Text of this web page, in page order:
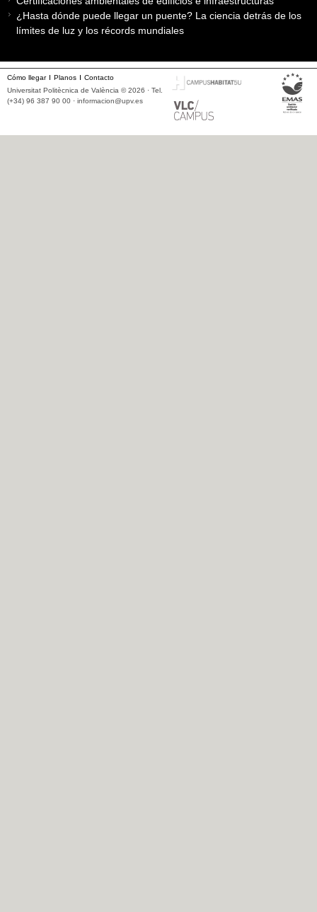
¿Hasta dónde puede llegar un puente? La ciencia detrás de los
límites de luz y los récords mundiales
Cómo llegar Planos
Contacto
Universitat Politècnica de València © 2026 · Tel.
(+34) 96 387 90 00 · informacion@upv.es